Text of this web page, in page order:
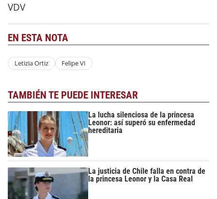
VDV
EN ESTA NOTA
Letizia Ortiz Felipe VI
TAMBIÉN TE PUEDE INTERESAR
La lucha silenciosa de la princesa
Leonor: así superó su enfermedad
hereditaria
La justicia de Chile falla en contra de
la princesa Leonor y la Casa Real